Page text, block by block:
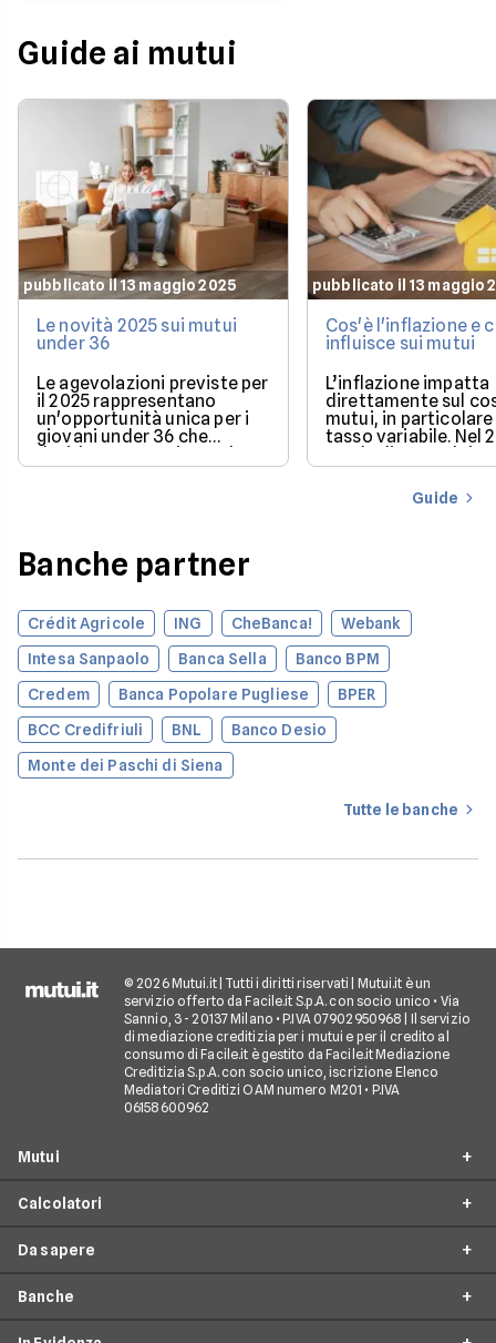
Guide ai mutui
pubblicato il 13 maggio 2025
Le novità 2025 sui mutui
under 36
Le agevolazioni previste per
il 2025 rappresentano
un'opportunità unica per i
giovani under 36 che
desiderano acquistare la
loro prima casa.
pubblicato il 13 maggio
Cos'è l'inflazione e
influisce sui mutui
L’inflazione impatta
direttamente sul
mutui, in particolare
tasso variabile. Nel
con la discesa dei
il mercato offre
più favorevoli per
finanziareGuide
Banche partner
Crédit Agricole ING CheBanca!
Webank
Intesa Sanpaolo
Banca Sella
Banco BPM
Credem
Banca Popolare Pugliese
BPER
BCC Credifriuli
BNL
Banco Desio
Monte dei Paschi di Siena
Tutte le banche
© 2026 Mutui.it | Tutti i diritti riservati | Mutui.it è un
servizio offerto da Facile.it S.p.A. con socio unico • Via
Sannio, 3 - 20137 Milano • P.IVA 07902950968 | Il servizio
di mediazione creditizia per i mutui e per il credito al
consumo di Facile.it è gestito da Facile.it Mediazione
Creditizia S.p.A. con socio unico, iscrizione Elenco
Mediatori Creditizi OAM numero M201 • P.IVA
06158600962
Mutui
Mutuo Seconda Casa
Surroga Mutuo
Calcolatori
Simulazione Mutuo
Calcolo Piano di Ammortamento
Calcolo Importo da Rata
Da sapere
Banche